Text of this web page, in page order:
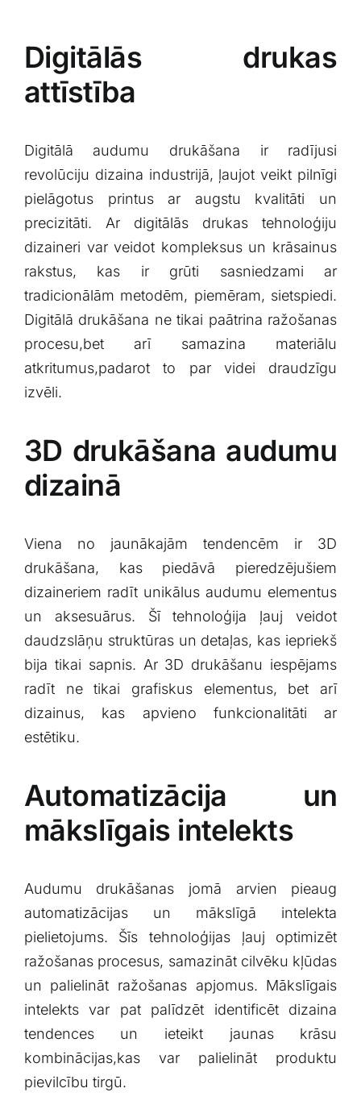
Digitālās drukas
attīstība
Digitālā audumu drukāšana ‌ir radījusi
revolūciju dizaina industrijā, ļaujot veikt pilnīgi
pielāgotus printus ar‍ augstu‌ kvalitāti un
precizitāti. Ar​ digitālās drukas tehnoloģiju
dizaineri ​var veidot kompleksus un krāsainus​
rakstus, kas ir grūti sasniedzami ⁣ar
tradicionālām metodēm, piemēram, sietspiedi.
Digitālā drukāšana ⁣ne ​tikai paātrina ražošanas
procesu,bet⁣ arī samazina materiālu
atkritumus,padarot ​to par videi draudzīgu
izvēli.
3D drukāšana audumu
dizainā
Viena no ‍jaunākajām tendencēm ir 3D
drukāšana, kas piedāvā pieredzējušiem
dizaineriem radīt unikālus audumu elementus
un aksesuārus. Šī tehnoloģija ​ļauj veidot
daudzslāņu ‍struktūras un detaļas, kas iepriekš
bija tikai sapnis. Ar 3D drukāšanu⁣ iespējams
radīt ne tikai ⁣grafiskus elementus, bet arī
dizainus, kas apvieno funkcionalitāti ar
estētiku.
Automatizācija un⁤
mākslīgais intelekts
Audumu drukāšanas ‍jomā arvien pieaug
⁢automatizācijas un⁣ mākslīgā intelekta
pielietojums. Šīs⁢ tehnoloģijas ļauj‍ optimizēt
ražošanas procesus, samazināt cilvēku kļūdas
un palielināt ražošanas apjomus. ⁤Mākslīgais
intelekts var pat palīdzēt ⁤identificēt dizaina⁣
tendences un ieteikt⁢ jaunas krāsu
kombinācijas,kas var⁤ palielināt produktu
pievilcību ​tirgū.